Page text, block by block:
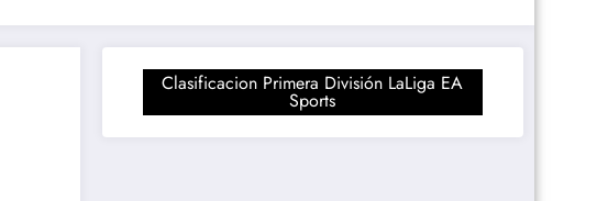
Clasificacion Primera División LaLiga EA
Sports